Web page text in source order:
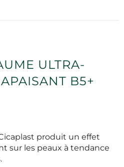
ULTRA-
B5+
produit un effet
sur les peaux à tendance